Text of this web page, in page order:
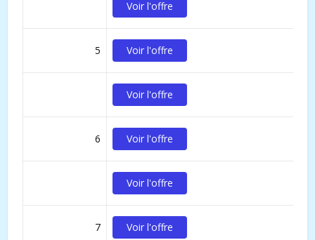
Voir l'offre
5 Voir l'offre
Voir l'offre
6 Voir l'offre
Voir l'offre
7 Voir l'offre